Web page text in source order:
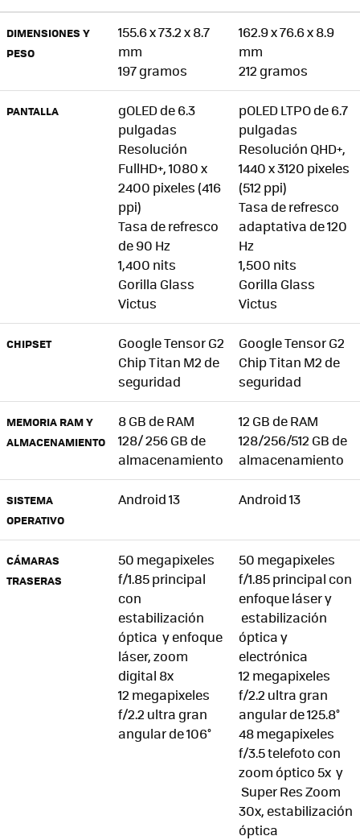
DIMENSIONES Y
PESO
155.6 x 73.2 x 8.7
mm
197 gramos
162.9 x 76.6 x 8.9
mm
212 gramos
PANTALLA
gOLED de 6.3
pulgadas
Resolución
FullHD+, 1080 x
2400 pixeles (416
ppi)
Tasa de refresco
de 90 Hz
1,400 nits
Gorilla Glass
Victus
pOLED LTPO de 6.7
pulgadas
Resolución QHD+,
1440 x 3120 pixeles
(512 ppi)
Tasa de refresco
adaptativa de 120
Hz
1,500 nits
Gorilla Glass
Victus
CHIPSET
Google Tensor G2
Chip Titan M2 de
seguridad
Google Tensor G2
Chip Titan M2 de
seguridad
MEMORIA RAM Y
ALMACENAMIENTO
8 GB de RAM
128/ 256 GB de
almacenamiento
12 GB de RAM
128/256/512 GB de
almacenamiento
SISTEMA
OPERATIVO
Android 13 Android 13
CÁMARAS
TRASERAS
50 megapixeles
f/1.85 principal
con
estabilización
óptica y enfoque
láser, zoom
digital 8x
12 megapixeles
f/2.2 ultra gran
angular de 106°
50 megapixeles
f/1.85 principal con
enfoque láser y
estabilización
óptica y
electrónica
12 megapixeles
f/2.2 ultra gran
angular de 125.8°
48 megapixeles
f/3.5 telefoto con
zoom óptico 5x y
Super Res Zoom
30x, estabilización
óptica